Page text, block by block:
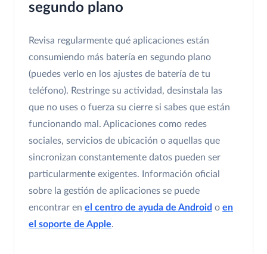
segundo plano
Revisa regularmente qué aplicaciones están
consumiendo más batería en segundo plano
(puedes verlo en los ajustes de batería de tu
teléfono). Restringe su actividad, desinstala las
que no uses o fuerza su cierre si sabes que están
funcionando mal. Aplicaciones como redes
sociales, servicios de ubicación o aquellas que
sincronizan constantemente datos pueden ser
particularmente exigentes. Información oficial
sobre la gestión de aplicaciones se puede
encontrar en el centro de ayuda de Android o en
el soporte de Apple.